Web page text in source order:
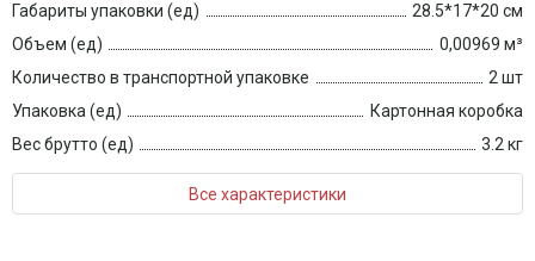
Габариты упаковки (ед)
28.5*17*20 см
Объем (ед)
0,00969 м³
Количество в транспортной упаковке
2 шт
Упаковка (ед)
Картонная коробка
Вес брутто (ед)
3.2 кг
Все характеристики